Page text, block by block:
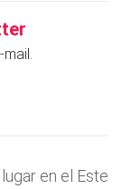
en el Este